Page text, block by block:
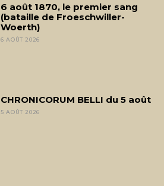
6 août 1870, le premier sang
(bataille de Froeschwiller-
Woerth)
6 AOÛT 2026
CHRONICORUM BELLI du 5 août
5 AOÛT 2026